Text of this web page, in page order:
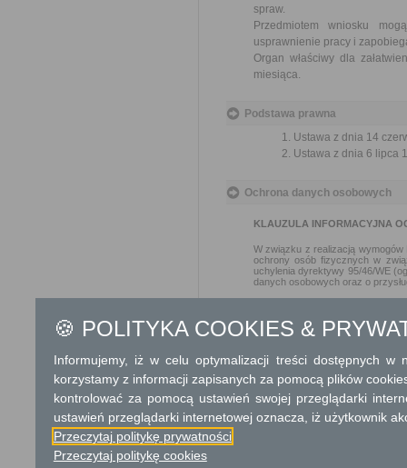
spraw.
Przedmiotem wniosku
usprawnienie pracy i
Organ właściwy dla
miesiąca.
Podstawa prawna
Ustawa z dnia 14
Ustawa z dnia 6 lipca
Ochrona danych osobowych
KLAUZULA INFORMACYJNA
W związku z realizacją
ochrony osób fizycznych w
uchylenia dyrektywy 95/46/WE
danych osobowych oraz o
siedzibą władz: 09-540
Jeśli ma Pani/Pan
działania Urzędu Miasta
i Gminy Sanniki, a także
Danych Osobowych w
Pani/Pana dane osobowe
🍪 POLITYKA COOKIES &
Informujemy, iż w celu optymalizacji treści dostępnych w
korzystamy z informacji zapisanych za pomocą plików
kontrolować za pomocą ustawień swojej przeglądarki
ustawień przeglądarki internetowej oznacza, iż użytkownik
Przeczytaj politykę prywatności
Przeczytaj politykę cookies